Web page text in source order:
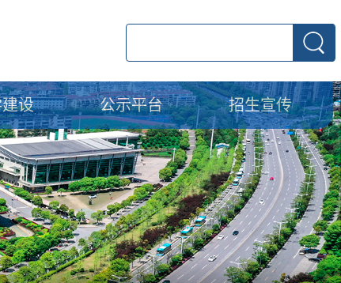
设 公示平台 招生宣传